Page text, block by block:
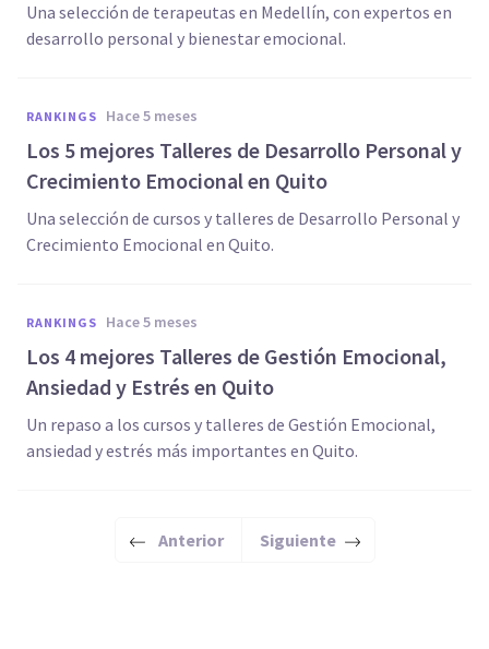
Una selección de terapeutas en Medellín, con expertos en
desarrollo personal y bienestar emocional.
RANKINGS hace 5 meses
Los 5 mejores Talleres de Desarrollo Personal y
Crecimiento Emocional en Quito
Una selección de cursos y talleres de Desarrollo Personal y
Crecimiento Emocional en Quito.
RANKINGS hace 5 meses
Los 4 mejores Talleres de Gestión Emocional,
Ansiedad y Estrés en Quito
Un repaso a los cursos y talleres de Gestión Emocional,
ansiedad y estrés más importantes en Quito.
Anterior Siguiente